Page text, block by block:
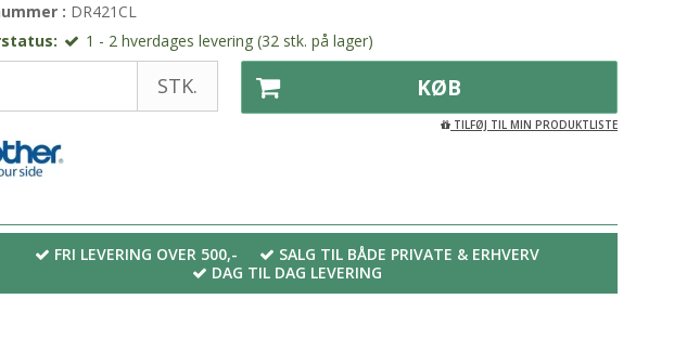
: DR421CL
1 - 2 hverdages levering (32 stk. på lager)
STK. KØB
TILFØJ TIL MIN PRODUKTLISTE
FRI LEVERING OVER 500,-
SALG TIL BÅDE PRIVATE & ERHVERV
DAG TIL DAG LEVERING